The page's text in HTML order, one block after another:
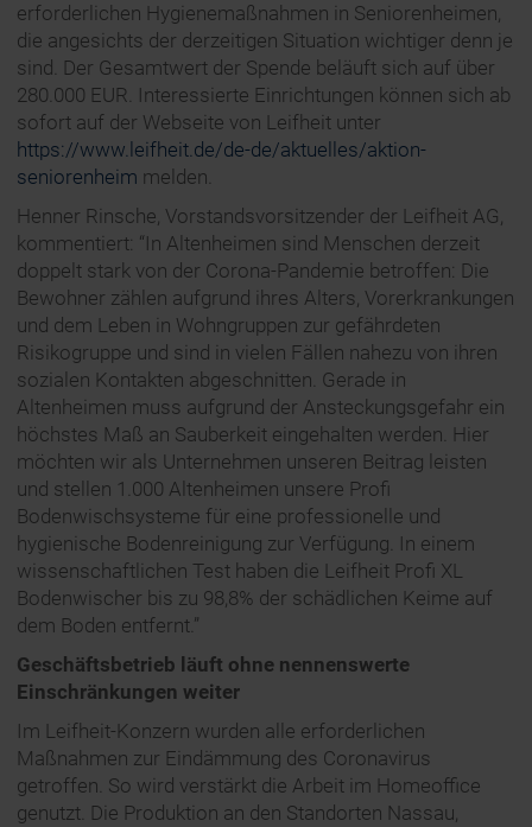
erforderlichen Hygienemaßnahmen in Seniorenheimen,
die angesichts der derzeitigen Situation wichtiger denn je
sind. Der Gesamtwert der Spende beläuft sich auf über
280.000 EUR. Interessierte Einrichtungen können sich ab
sofort auf der Webseite von Leifheit unter
https://www.leifheit.de/de-de/aktuelles/aktion-
seniorenheim melden.
Henner Rinsche, Vorstandsvorsitzender der Leifheit AG,
kommentiert: “In Altenheimen sind Menschen derzeit
doppelt stark von der Corona-Pandemie betroffen: Die
Bewohner zählen aufgrund ihres Alters, Vorerkrankungen
und dem Leben in Wohngruppen zur gefährdeten
Risikogruppe und sind in vielen Fällen nahezu von ihren
sozialen Kontakten abgeschnitten. Gerade in
Altenheimen muss aufgrund der Ansteckungsgefahr ein
höchstes Maß an Sauberkeit eingehalten werden. Hier
möchten wir als Unternehmen unseren Beitrag leisten
und stellen 1.000 Altenheimen unsere Profi
Bodenwischsysteme für eine professionelle und
hygienische Bodenreinigung zur Verfügung. In einem
wissenschaftlichen Test haben die Leifheit Profi XL
Bodenwischer bis zu 98,8% der schädlichen Keime auf
dem Boden entfernt.”
Geschäftsbetrieb läuft ohne nennenswerte
Einschränkungen weiter
Im Leifheit-Konzern wurden alle erforderlichen
Maßnahmen zur Eindämmung des Coronavirus
getroffen. So wird verstärkt die Arbeit im Homeoffice
genutzt. Die Produktion an den Standorten Nassau,